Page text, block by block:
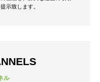
示致します。
ル